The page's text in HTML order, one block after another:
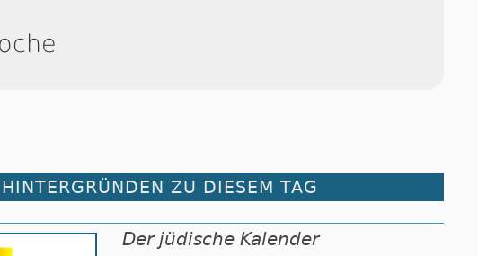
ZU DIESEM TAG
Der jüdische Kalender